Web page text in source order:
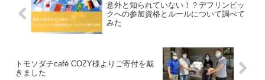
意外と知られていない！？デフリンピッ
クへの参加資格とルールについて調べて
みた
トモソダチcafé COZY様よりご寄付を戴
きました